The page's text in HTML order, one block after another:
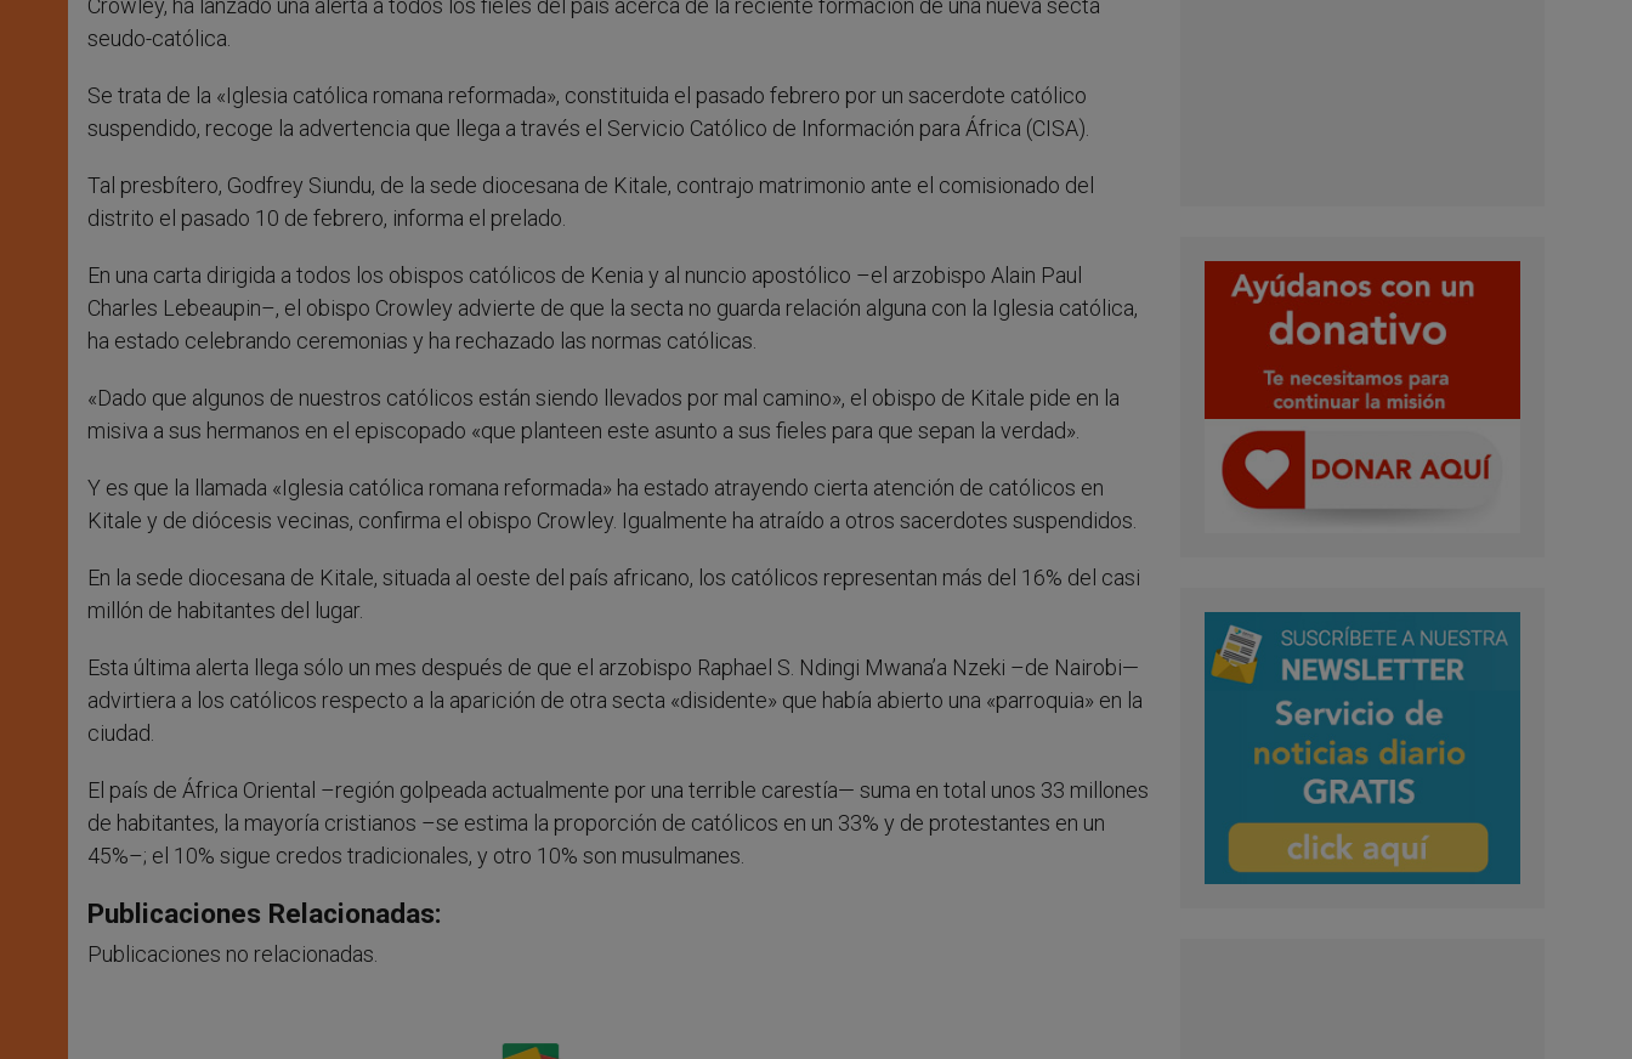
Crowley, ha lanzado una alerta a todos los fieles del país acerca de la reciente formación de una nueva secta
seudo-católica.
Se trata de la «Iglesia católica romana reformada», constituida el pasado febrero por un sacerdote católico
suspendido, recoge la advertencia que llega a través el Servicio Católico de Información para África (CISA).
Tal presbítero, Godfrey Siundu, de la sede diocesana de Kitale, contrajo matrimonio ante el comisionado del
distrito el pasado 10 de febrero, informa el prelado.
En una carta dirigida a todos los obispos católicos de Kenia y al nuncio apostólico –el arzobispo Alain Paul
Charles Lebeaupin–, el obispo Crowley advierte de que la secta no guarda relación alguna con la Iglesia católica,
ha estado celebrando ceremonias y ha rechazado las normas católicas.
«Dado que algunos de nuestros católicos están siendo llevados por mal camino», el obispo de Kitale pide en la
misiva a sus hermanos en el episcopado «que planteen este asunto a sus fieles para que sepan la verdad».
Y es que la llamada «Iglesia católica romana reformada» ha estado atrayendo cierta atención de católicos en
Kitale y de diócesis vecinas, confirma el obispo Crowley. Igualmente ha atraído a otros sacerdotes suspendidos.
En la sede diocesana de Kitale, situada al oeste del país africano, los católicos representan más del 16% del casi
millón de habitantes del lugar.
Esta última alerta llega sólo un mes después de que el arzobispo Raphael S. Ndingi Mwana’a Nzeki –de Nairobi—
advirtiera a los católicos respecto a la aparición de otra secta «disidente» que había abierto una «parroquia» en la
ciudad.
El país de África Oriental –región golpeada actualmente por una terrible carestía— suma en total unos 33 millones
de habitantes, la mayoría cristianos –se estima la proporción de católicos en un 33% y de protestantes en un
45%–; el 10% sigue credos tradicionales, y otro 10% son musulmanes.
Publicaciones Relacionadas:
Publicaciones no relacionadas.